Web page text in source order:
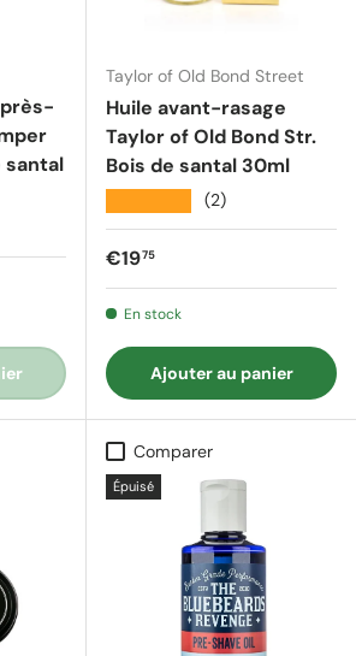
santal
Taylor of Old Bond Street
Huile avant-rasage
Taylor of Old Bond Str.
Bois de santal 30ml
(2)
Prix régulier
€1975
En stock
Ajouter au panier
Comparer
Épuisé